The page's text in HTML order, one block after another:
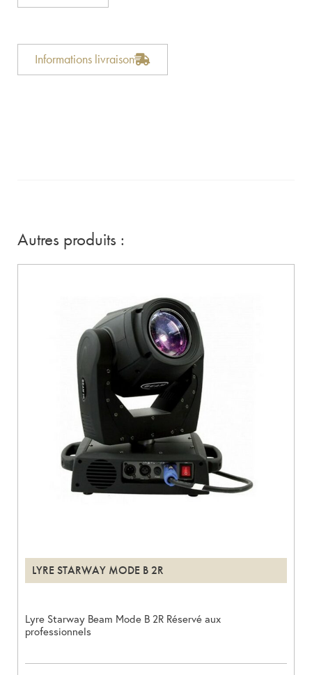
Informations livraison
Autres produits :
LYRE STARWAY MODE B 2R
Lyre Starway Beam Mode B 2R Réservé aux
professionnels